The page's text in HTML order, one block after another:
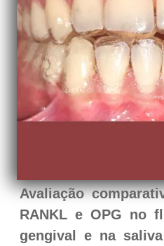
Avaliação
RANKL e OPG no
gengival e na